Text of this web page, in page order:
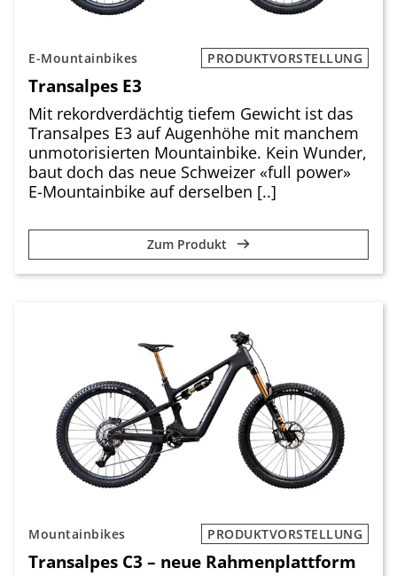
E-Mountainbikes PRODUKTVORSTELLUNG
Transalpes E3
Mit rekordverdächtig tiefem Gewicht ist das
Transalpes E3 auf Augenhöhe mit manchem
unmotorisierten Mountainbike. Kein Wunder,
baut doch das neue Schweizer «full power»
E-Mountainbike auf derselben [..]
Zum Produkt
Mountainbikes PRODUKTVORSTELLUNG
Transalpes C3 – neue Rahmenplattform